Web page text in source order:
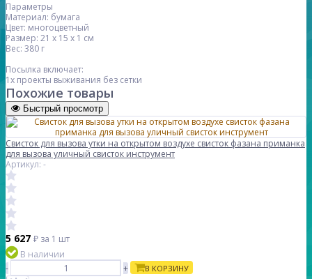
Параметры
Материал: бумага
Цвет: многоцветный
Размер: 21 х 15 х 1 см
Вес: 380 г
Посылка включает:
1x проекты выживания без сетки
Похожие товары
Быстрый просмотр
Свисток для вызова утки на открытом воздухе свисток фазана приманка
для вызова уличный свисток инструмент
Артикул: -
5 627 ₽ за 1 шт
В наличии
-
+ В КОРЗИНУ